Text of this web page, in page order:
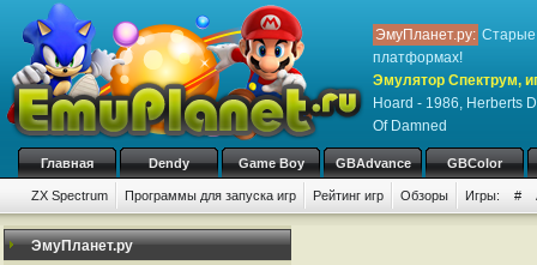
ЭмуПланет.ру: Старые
платформах!
Эмулятор Спектрум,
Hoard - 1986, Herberts
Of Damned
Главная Dendy Game Boy GBAdvance GBColor
ZX Spectrum Программы для запуска игр Рейтинг игр Обзоры Игры: #
ЭмуПланет.ру